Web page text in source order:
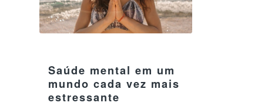
Saúde mental em um
mundo cada vez mais
estressante